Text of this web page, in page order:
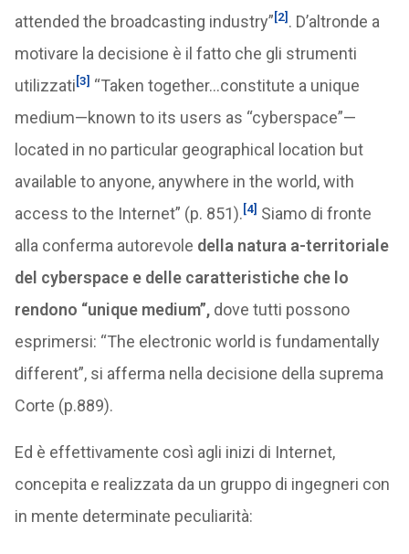
attended the broadcasting industry”[2] . D’altronde a
motivare la decisione è il fatto che gli strumenti
utilizzati[3] “Taken together…constitute a unique
medium—known to its users as “cyberspace”—
located in no particular geographical location but
available to anyone, anywhere in the world, with
access to the Internet” (p. 851).[4] Siamo di fronte
alla conferma autorevole della natura a-territoriale
del cyberspace e delle caratteristiche che lo
rendono “unique medium”,dove tutti possono
esprimersi: “The electronic world is fundamentally
different”, si afferma nella decisione della suprema
Corte (p.889).
Ed è effettivamente così agli inizi di Internet,
concepita e realizzata da un gruppo di ingegneri con
in mente determinate peculiarità: